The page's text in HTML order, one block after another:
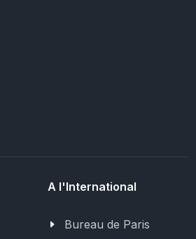
A l'International
Bureau de Paris